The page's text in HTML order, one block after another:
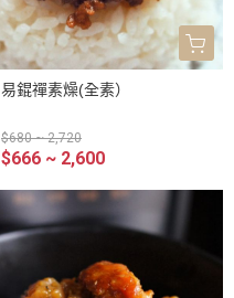
易錕禪素燥(全素）
$680 ~ 2,720
$666 ~ 2,600